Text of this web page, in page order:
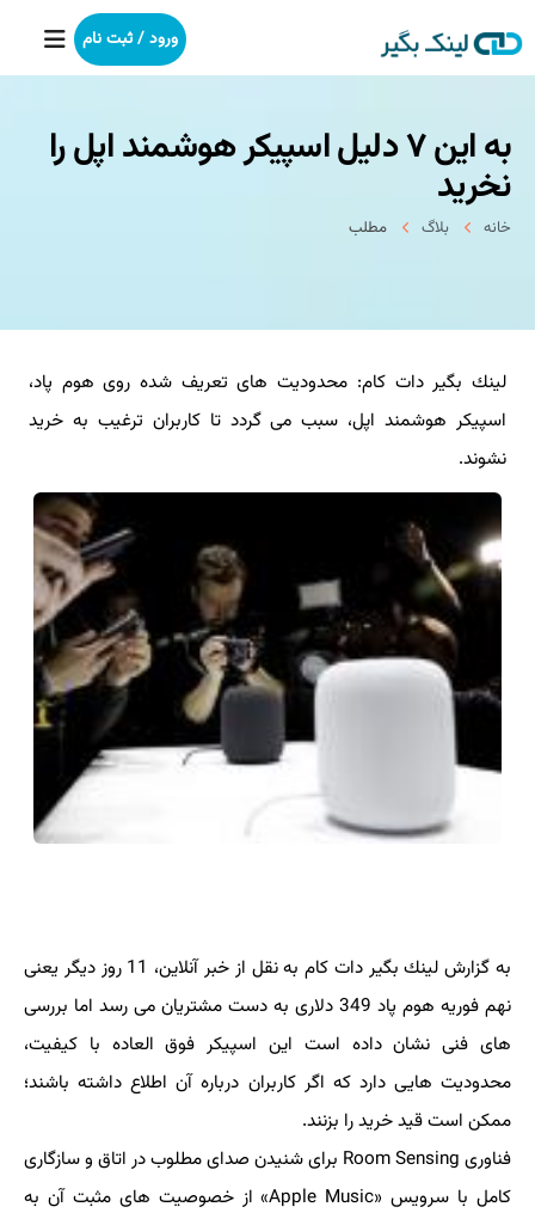
خانه
بکلینک
خدمات ما
درباره ما
آموزش
ورود / ثبت نام
به این ۷ دلیل اسپیكر هوشمند اپل را
نخرید
خانه بلاگ مطلب
لینك بگیر دات كام: محدودیت های تعریف شده روی هوم پاد،
اسپیكر هوشمند اپل، سبب می گردد تا كاربران ترغیب به خرید
نشوند.
به گزارش لینك بگیر دات كام به نقل از خبر آنلاین، 11 روز دیگر یعنی
نهم فوریه هوم پاد 349 دلاری به دست مشتریان می رسد اما بررسی
های فنی نشان داده است این اسپیكر فوق العاده با كیفیت،
محدودیت هایی دارد كه اگر كاربران درباره آن اطلاع داشته باشند؛
ممكن است قید خرید را بزنند.
فناوری Room Sensing برای شنیدن صدای مطلوب در اتاق و سازگاری
كامل با سرویس «Apple Music» از خصوصیت های مثبت آن به